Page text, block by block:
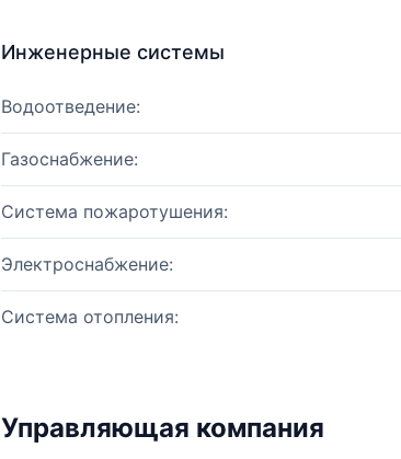
Инженерные системы
Водоотведение:
Газоснабжение:
Система пожаротушения:
Электроснабжение:
Система отопления:
Управляющая компания